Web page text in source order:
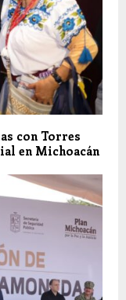
con Torres
en Michoacán